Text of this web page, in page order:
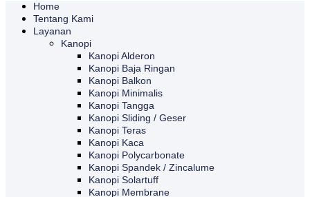
Home
Tentang Kami
Layanan
Kanopi
Kanopi Alderon
Kanopi Baja Ringan
Kanopi Balkon
Kanopi Minimalis
Kanopi Tangga
Kanopi Sliding / Geser
Kanopi Teras
Kanopi Kaca
Kanopi Polycarbonate
Kanopi Spandek / Zincalume
Kanopi Solartuff
Kanopi Membrane